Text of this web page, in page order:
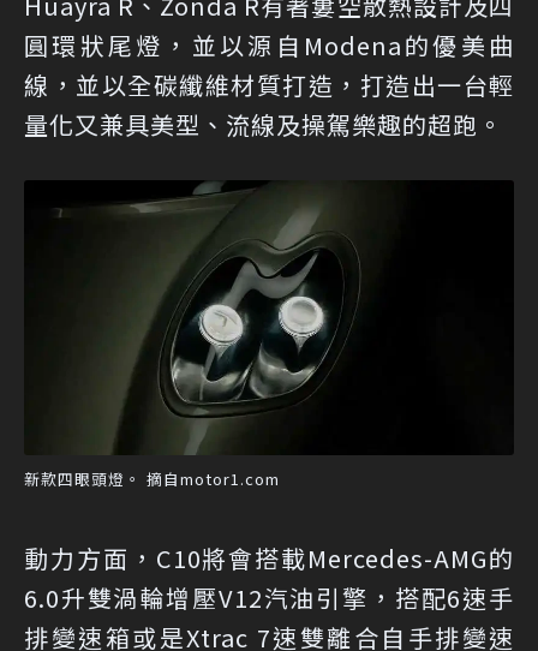
圓環狀尾燈，並以源自Modena的優美曲
線，並以全碳纖維材質打造，打造出一台輕
量化又兼具美型、流線及操駕樂趣的超跑。
新款四眼頭燈。 摘自motor1.com
動力方面，C10將會搭載Mercedes-AMG的
6.0升雙渦輪增壓V12汽油引擎，搭配6速手
排變速箱或是Xtrac 7速雙離合自手排變速